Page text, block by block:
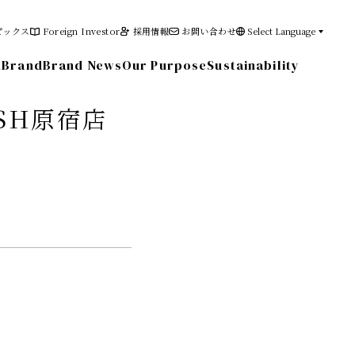
免責事項
クス Foreign Investor 採用情報 お問い合わせ Select Language
BrandBrand NewsOur PurposeSustainability
原宿店